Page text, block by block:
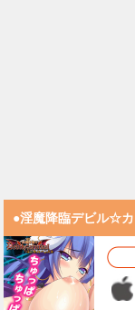
●淫魔降臨デビル☆